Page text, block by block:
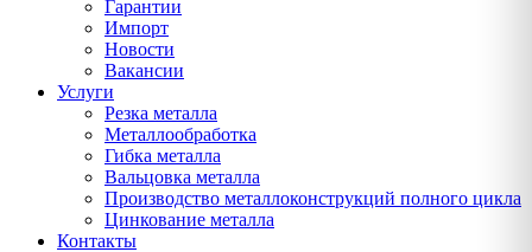
Гарантии
Импорт
Новости
Вакансии
Услуги
Резка металла
Металлообработка
Гибка металла
Вальцовка металла
Производство металлоконструкций полного цикла
Цинкование металла
Контакты